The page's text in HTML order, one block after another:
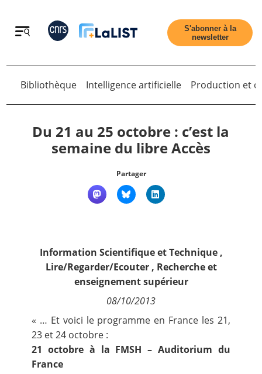
Retour
Contact
S'abonner à la
newsletter
Bibliothèque Intelligence artificielle Production et
Du 21 au 25 octobre : c’est la
semaine du libre Accès
Partager
Information Scientifique et Technique,
Lire/Regarder/Ecouter, Recherche et
enseignement supérieur
08/10/2013
« … Et voici le programme en France les 21,
23 et 24 octobre :
21 octobre à la FMSH – Auditorium du
France